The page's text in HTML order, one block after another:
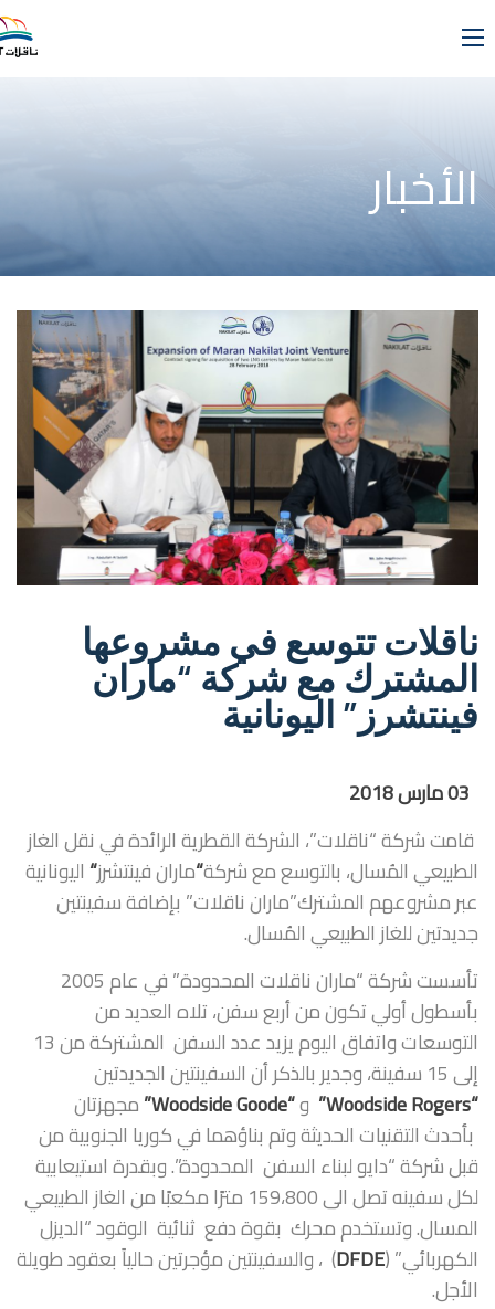
الأخبار
ناقلات تتوسع في مشروعها
المشترك مع شركة “ماران
فينتشرز” اليونانية
قامت شركة “ناقلات”، الشركة القطرية الرائدة في نقل الغاز
الطبيعي المُسال، بالتوسع مع شركة“ماران فينتشرز“ اليونانية
عبر مشروعهم المشترك”ماران ناقلات” بإضافة سفينتين
جديدتين للغاز الطبيعي المُسال.
تأسست شركة “ماران ناقلات المحدودة” في عام 2005
بأسطول أولي تكون من أربع سفن، تلاه العديد من
التوسعات واتفاق اليوم يزيد عدد السفن المشتركة من 13
إلى 15 سفينة، وجدير بالذكر أن السفينتين الجديدتين
“Woodside Rogers”
و“Woodside Goode”
مجهزتان
بأحدث التقنيات الحديثة وتم بناؤهما في كوريا الجنوبية من
قبل شركة “دايو لبناء السفن المحدودة”. وبقدرة استيعابية
لكل سفينه تصل الى 159،800 مترًا مكعبًا من الغاز الطبيعي
المسال. وتستخدم محرك بقوة دفع ثنائية الوقود “الديزل
الكهربائي” (DFDE) ، والسفينتين مؤجرتين حالياً بعقود طويلة
الأجل.